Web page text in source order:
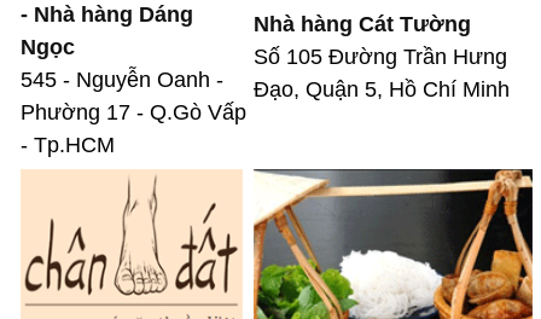
- Nhà hàng Dáng
Ngọc
545 - Nguyễn Oanh -
Phường 17 - Q.Gò Vấp
- Tp.HCM
Nhà hàng Cát Tường
Số 105 Đường Trần Hưng
Đạo, Quận 5, Hồ Chí Minh